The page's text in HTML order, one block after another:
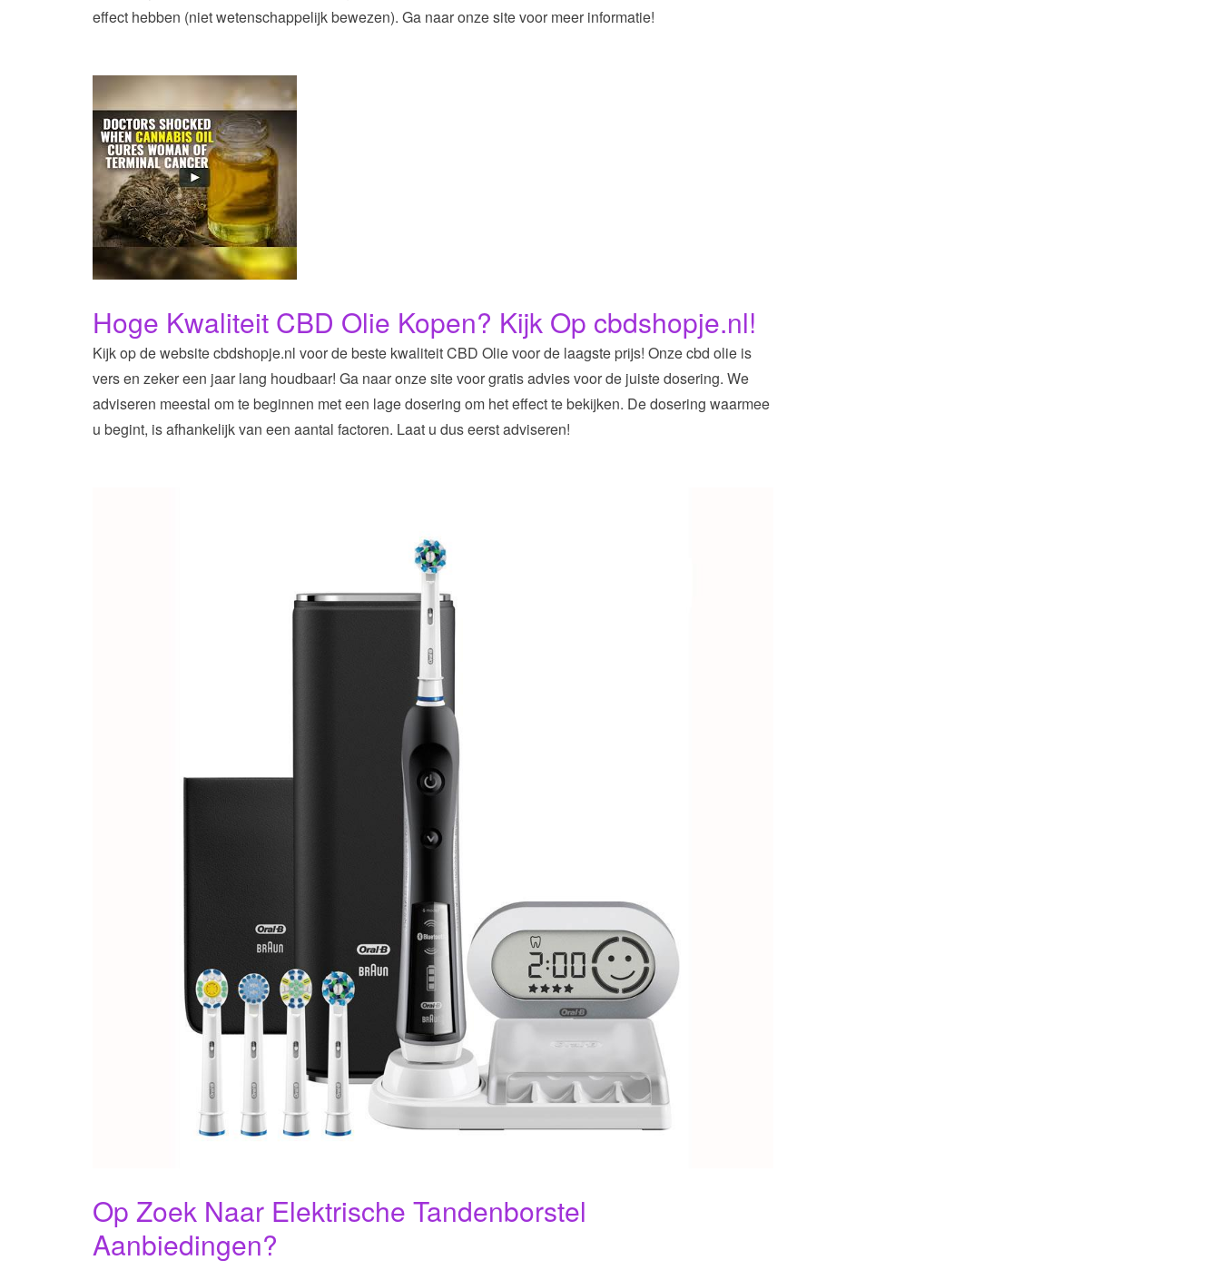
effect hebben (niet wetenschappelijk bewezen). Ga naar onze site voor meer informatie!
Hoge Kwaliteit CBD Olie Kopen? Kijk Op cbdshopje.nl!
Kijk op de website cbdshopje.nl voor de beste kwaliteit CBD Olie voor de laagste prijs! Onze cbd olie is
vers en zeker een jaar lang houdbaar! Ga naar onze site voor gratis advies voor de juiste dosering. We
adviseren meestal om te beginnen met een lage dosering om het effect te bekijken. De dosering waarmee
u begint, is afhankelijk van een aantal factoren. Laat u dus eerst adviseren!
Op Zoek Naar Elektrische Tandenborstel
Aanbiedingen?